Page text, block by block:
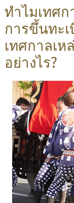
ทำไมเทศก
การขึ้นทะ
เทศกาลเ
อย่างไร?